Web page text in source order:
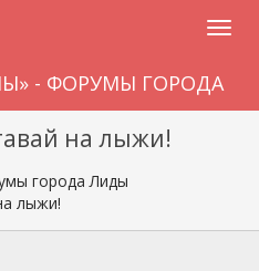
- ФОРУМЫ ГОРОДА
на лыжи!
города Лиды
лыжи!